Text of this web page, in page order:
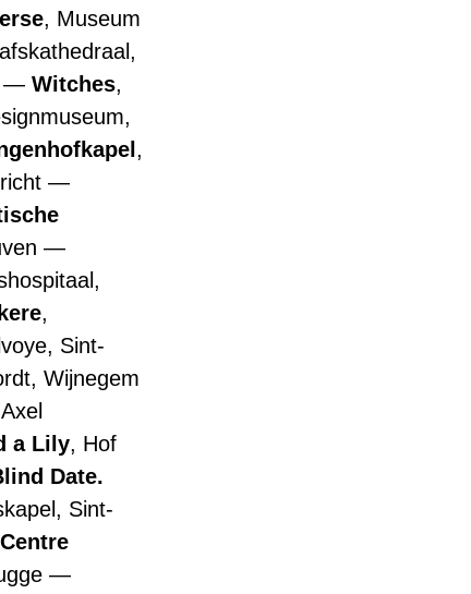
, Museum
Witches,
,
,
Sint-
Wijnegem
a Lily, Hof
Date.
Sint-